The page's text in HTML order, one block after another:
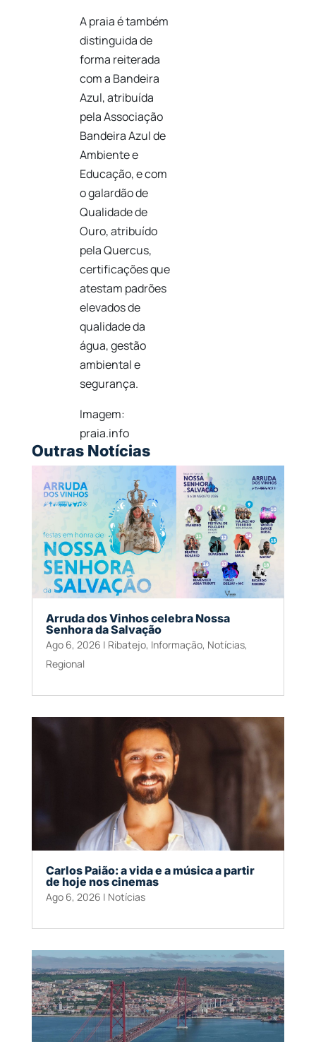
A praia é também
distinguida de
forma reiterada
com a Bandeira
Azul, atribuída
pelaAssociação
Bandeira Azul de
Ambiente e
Educação, e com
o galardão de
Qualidade de
Ouro, atribuído
pelaQuercus,
certificações que
atestam padrões
elevados de
qualidade da
água, gestão
ambiental e
segurança.
Imagem:
praia.info
Outras Notícias
Arruda dos Vinhos celebra Nossa
Senhora da Salvação
Ago 6, 2026 | Ribatejo, Informação, Notícias,
Regional
Carlos Paião: a vida e a música a partir
de hoje nos cinemas
Ago 6, 2026 | Notícias